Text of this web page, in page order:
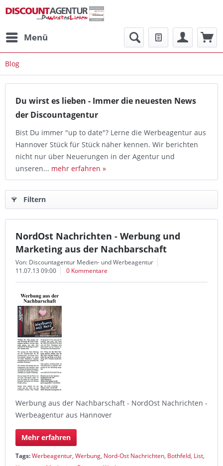
Menü
Blog
Du wirst es lieben - Immer die neuesten News
der Discountagentur
Bist Du immer "up to date"? Lerne die Werbeagentur aus
Hannover Stück für Stück näher kennen. Wir berichten
nicht nur über Neuerungen in der Agentur und
unseren... mehr erfahren »
Filtern
NordOst Nachrichten - Werbung und
Marketing aus der Nachbarschaft
Von: Discountagentur Medien- und Werbeagentur
11.07.13 09:00
0 Kommentare
Werbung aus der Nachbarschaft - NordOst Nachrichten -
Werbeagentur aus Hannover
Mehr erfahren
Tags:Werbeagentur, Werbung, Nord-Ost Nachrichten, Bothfeld, List,